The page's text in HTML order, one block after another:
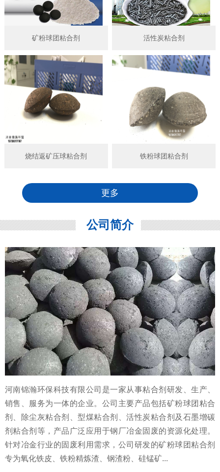
矿粉球团粘合剂 活性炭粘合剂
烧结返矿压球粘合剂 铁粉球团粘合剂
更多
公司简介
河南锦瀚环保科技有限公司是一家从事粘合剂研发、生产、
销售、服务为一体的企业。公司主要产品包括矿粉球团粘合
剂、除尘灰粘合剂、型煤粘合剂、活性炭粘合剂及石墨增碳
剂粘合剂等，产品广泛应用于钢厂冶金固废的资源化处理。
针对冶金行业的固废利用需求，公司研发的矿粉球团粘合剂
专为氧化铁皮、铁粉精炼渣、钢渣粉、硅锰矿...